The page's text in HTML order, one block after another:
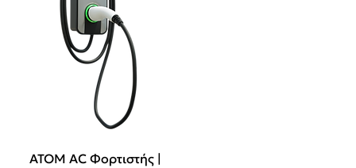
ATOM AC Φορτιστής |